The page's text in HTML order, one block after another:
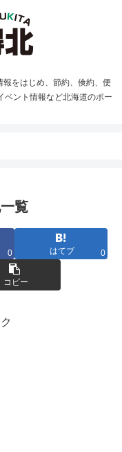
をはじめ、節約、倹約、便
ベント情報など北海道のポー
覧
0 はてブ 0
コピー